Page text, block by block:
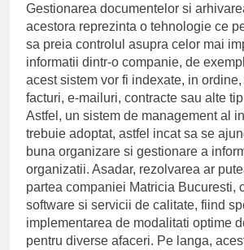
Este
6 Ani
Gestionarea documentelor si
acestora reprezinta o tehnologie ce
sa preia controlul asupra celor mai
informatii dintr-o companie, de
acest sistem vor fi indexate, in
facturi, e-mailuri, contracte sau alte
Astfel, un sistem de management al
trebuie adoptat, astfel incat sa se
buna organizare si gestionare a
organizatii. Asadar, rezolvarea ar
partea companiei Matricia Bucuresti,
software si servicii de calitate, fiind
implementarea de modalitati optime
pentru diverse afaceri. Pe langa,